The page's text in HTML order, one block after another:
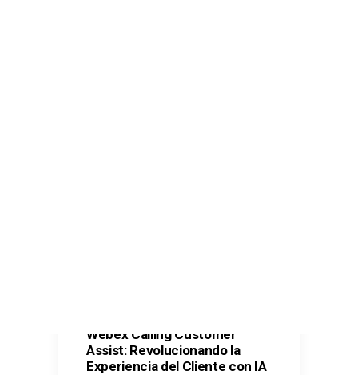
Webex Calling Customer
Assist: Revolucionando la
Experiencia del Cliente con IA